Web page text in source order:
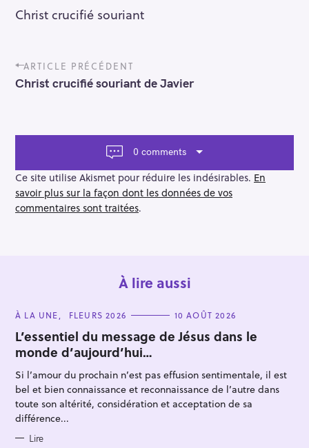
Christ crucifié souriant
P
o
s
a
g
a
t
i
ARTICLE PRÉCÉDENT
Christ crucifié souriant de Javier
0 comments
Ce site utilise Akismet pour réduire les indésirables. En
savoir plus sur la façon dont les données de vos
commentaires sont traitées.
À lire aussi
C
T
E
G
O
I
E
S
À LA UNE FLEURS 2026 10 AOÛT 2026
L’essentiel du message de Jésus dans le
monde d’aujourd’hui…
Si l’amour du prochain n’est pas effusion sentimentale, il est
bel et bien connaissance et reconnaissance de l’autre dans
toute son altérité, considération et acceptation de sa
différence...
Lire
R
e
c